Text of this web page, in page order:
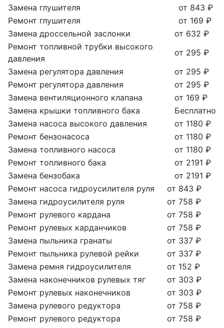
Замена глушителя
от 843 ₽
Ремонт глушителя
от 169 ₽
Замена дроссельной заслонки
от 632 ₽
Ремонт топливной трубки высокого
давления
от 295 ₽
Замена регулятора давления
от 295 ₽
Ремонт регулятора давления
от 295 ₽
Замена вентиляционного клапана
от 169 ₽
Замена крышки топливного бака
Бесплатно
Замена насоса высокого давления
от 1180 ₽
Ремонт бензонасоса
от 1180 ₽
Замена топливного насоса
от 1180 ₽
Ремонт топливного бака
от 2191 ₽
Замена бензобака
от 2191 ₽
Ремонт насоса гидроусилителя руля
от 843 ₽
Замена гидроусилителя руля
от 758 ₽
Ремонт рулевого кардана
от 758 ₽
Ремонт рулевых карданчиков
от 758 ₽
Замена пыльника гранаты
от 337 ₽
Ремонт пыльника рулевой рейки
от 337 ₽
Замена ремня гидроусилителя
от 152 ₽
Замена наконечников рулевых тяг
от 303 ₽
Ремонт рулевых наконечников
от 303 ₽
Замена рулевого редуктора
от 758 ₽
Ремонт рулевого редуктора
от 758 ₽